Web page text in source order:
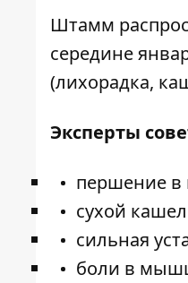
Штамм
середине
(лихорадка,
Эксперты
першение в
сухой
сильная
боли в